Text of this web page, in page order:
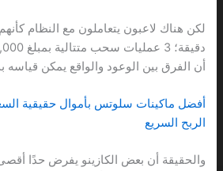
لكن هناك لاعبون يتعاملون مع النظام
أن الفرق بين الوعود والواقع يمكن قياسه بدقة
أفضل ماكينات سلوتس بأموال حقيقية
الربح السريع
والحقيقة أن بعض الكازينو يفرض حدًا